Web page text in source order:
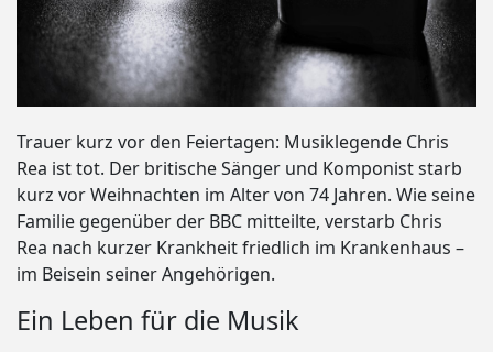
Trauer kurz vor den Feiertagen: Musiklegende Chris
Rea ist tot. Der britische Sänger und Komponist starb
kurz vor Weihnachten im Alter von 74 Jahren. Wie seine
Familie gegenüber der BBC mitteilte, verstarb Chris
Rea nach kurzer Krankheit friedlich im Krankenhaus –
im Beisein seiner Angehörigen.
Ein Leben für die Musik